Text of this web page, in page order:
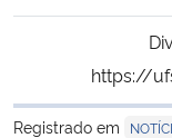
https://
Registrado em